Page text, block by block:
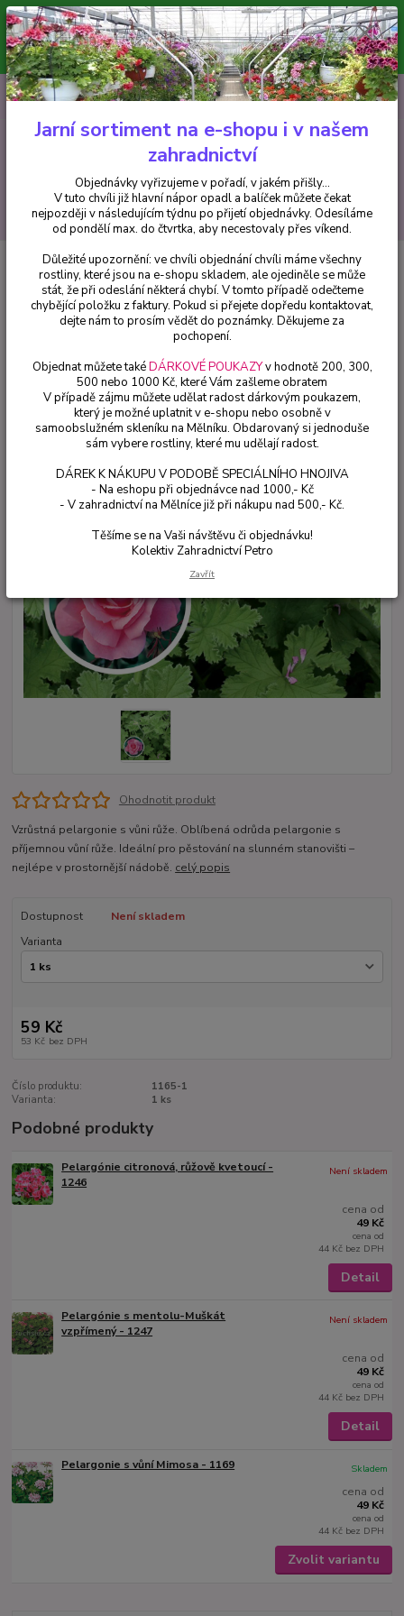
Minimální hodnota pro odeslání z e-shopu je 300 Kč.
V tuto chvíli již hlavní nápor objednávek opadl a balíček můžete čekat
nejpozději v následujícím týdnu po přijetí objednávky. Objednávky
vyřizujeme v pořadí, v jakém přišly...
CZK
Hledat
+420 602 223 614 0ks
za0 Kč
Pelargonie Pelargonie s vůní růže - 1 ks
Pelargonie s vůní růže - 1 ks
Ohodnotit produkt
Vzrůstná pelargonie s vůni růže. Oblíbená odrůda pelargonie s
příjemnou vůní růže. Ideální pro pěstování na slunném stanovišti –
nejlépe v prostornější nádobě. celý popis
Dostupnost
Není skladem
Varianta
59 Kč
53 Kč bez DPH
Číslo produktu:
1165-1
Varianta:
1 ks
Podobné produkty
Pelargónie citronová, růžově kvetoucí -
1246
cena od
49 Kč
cena od
44 Kč bez DPH
Není skladem
Detail
Pelargónie s mentolu-Muškát
vzpřímený - 1247
cena od
49 Kč
cena od
44 Kč bez DPH
Není skladem
Detail
Pelargonie s vůní Mimosa - 1169
cena od
49 Kč
cena od
44 Kč bez DPH
Skladem
Zvolit variantu
Jarní sortiment na e-shopu i v našem
zahradnictví
Objednávky vyřizujeme v pořadí, v jakém přišly...
V tuto chvíli již hlavní nápor opadl a balíček můžete čekat
nejpozději v následujícím týdnu po přijetí objednávky. Odesíláme
od pondělí max. do čtvrtka, aby necestovaly přes víkend.
Důležité upozornění: ve chvíli objednání chvíli máme všechny
rostliny, které jsou na e-shopu skladem, ale ojediněle se může
stát, že při odeslání některá chybí. V tomto případě odečteme
chybějící položku z faktury. Pokud si přejete dopředu kontaktovat,
dejte nám to prosím vědět do poznámky. Děkujeme za
pochopení.
Objednat můžete takéDÁRKOVÉ POUKAZYv hodnotě 200, 300,
500 nebo 1000 Kč, které Vám zašleme obratem
V případě zájmu můžete udělat radost dárkovým poukazem,
který je možné uplatnit v e-shopu nebo osobně v
samoobslužném skleníku na Mělníku. Obdarovaný si jednoduše
sám vybere rostliny, které mu udělají radost.
DÁREK K NÁKUPU V PODOBĚ SPECIÁLNÍHO HNOJIVA
- Na eshopu při objednávce nad 1000,- Kč
- V zahradnictví na Mělníce již při nákupu nad 500,- Kč.
Těšíme se na Vaši návštěvu či objednávku!
Kolektiv Zahradnictví Petro
Zavřít